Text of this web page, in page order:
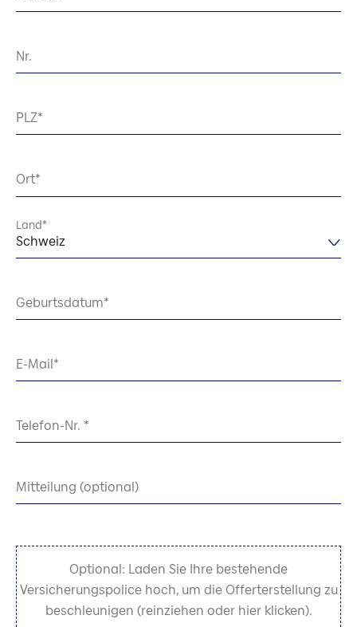
Nr.
PLZ
Ort
Land
Schweiz
Geburtsdatum
E-Mail
Telefon-Nr.
Mitteilung (optional)
Optional: Laden Sie Ihre bestehende
Versicherungspolice hoch, um die Offerterstellung zu
beschleunigen (reinziehen oder hier klicken).